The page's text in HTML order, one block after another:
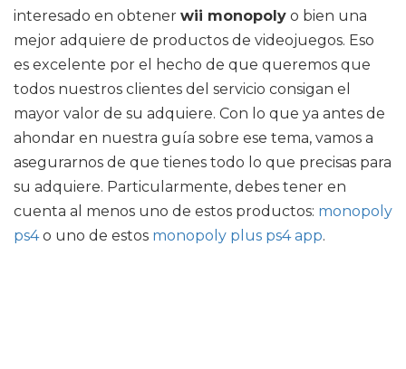
interesado en obtener wii monopoly o bien una
mejor adquiere de productos de videojuegos. Eso
es excelente por el hecho de que queremos que
todos nuestros clientes del servicio consigan el
mayor valor de su adquiere. Con lo que ya antes de
ahondar en nuestra guía sobre ese tema, vamos a
asegurarnos de que tienes todo lo que precisas para
su adquiere. Particularmente, debes tener en
cuenta al menos uno de estos productos: monopoly
ps4o uno de estos monopoly plus ps4 app.